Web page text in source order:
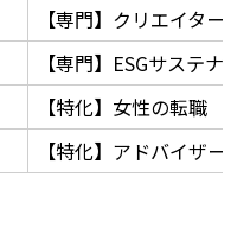
【専門】クリエイター
【専門】ESGサステナ
【特化】女性の転職
【特化】アドバイザー